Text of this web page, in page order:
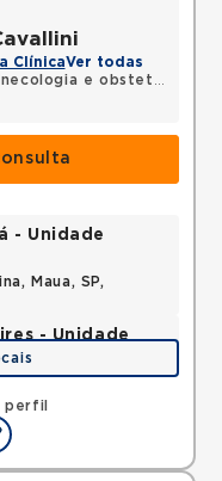
ClínicaVer todas
e obstetrícia
perfil
- Unidade
Maua, SP,
- Unidade
Pires, SP,